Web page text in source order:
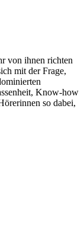
von ihnen richten
mit der Frage,
Know-how
so dabei,